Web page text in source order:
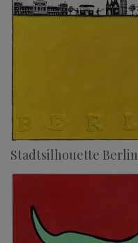
Stadtsilhouette Berlin